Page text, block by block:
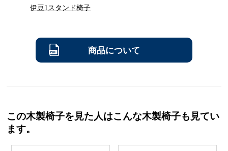
伊豆1スタンド椅子
商品について
この木製椅子を見た人はこんな木製椅子も見てい
ます。